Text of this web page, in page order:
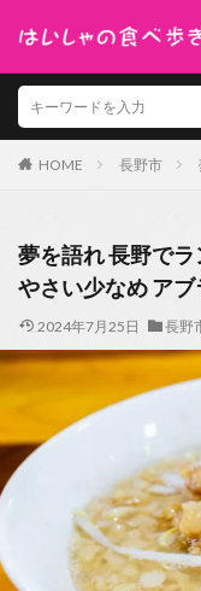
HOME 長野市
夢を語れ 長野で
やさい少なめ ア
2024年7月25日 長野